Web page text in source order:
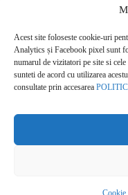
Acest site foloseste cookie-uri
Analytics și Facebook pixel sunt
numarul de vizitatori pe site si
sunteti de acord cu utilizarea
consultate prin accesarea
POLITICĂ DE
Politica de cookies
© 2026 Real Estate Magazine.